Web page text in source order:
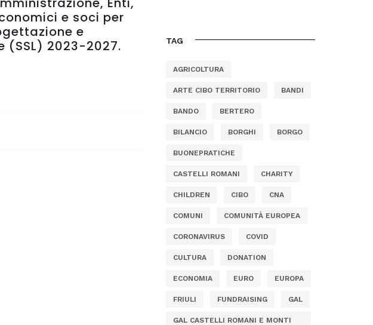
e soci per
e
2023-2027.
TAG
AGRICOLTURA
ARTE CIBO TERRITORIO BANDI
BANDO BERTERO
BILANCIO BORGHI BORGO
BUONEPRATICHE
CASTELLI ROMANI CHARITY
CHILDREN CIBO CNA
COMUNI COMUNITÀ EUROPEA
CORONAVIRUS COVID
CULTURA DONATION
ECONOMIA EURO EUROPA
FRIULI FUNDRAISING GAL
GAL CASTELLI ROMANI E MONTI